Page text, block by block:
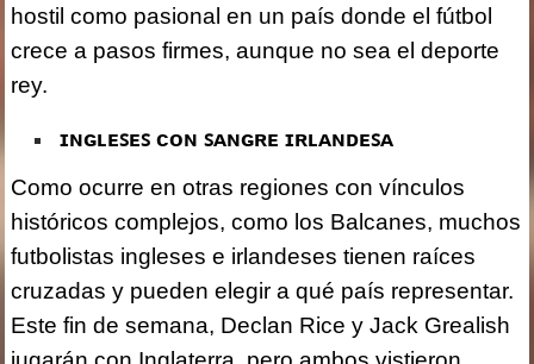
hostil como pasional en un país donde el fútbol
crece a pasos firmes, aunque no sea el deporte
rey.
ɪɴɢʟᴇꜱᴇꜱ ᴄᴏɴ ꜱᴀɴɢʀᴇ ɪʀʟᴀɴᴅᴇꜱᴀ
Como ocurre en otras regiones con vínculos
históricos complejos, como los Balcanes, muchos
futbolistas ingleses e irlandeses tienen raíces
cruzadas y pueden elegir a qué país representar.
Este fin de semana, Declan Rice y Jack Grealish